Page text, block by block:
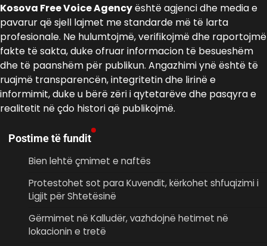
Kosova Free Voice Agencyështë agjenci dhe media e
pavarur që sjell lajmet me standarde më të larta
profesionale. Ne hulumtojmë, verifikojmë dhe raportojmë
fakte të sakta, duke ofruar informacion të besueshëm
dhe të paanshëm për publikun. Angazhimi ynë është të
ruajmë transparencën, integritetin dhe lirinë e
informimit, duke u bërë zëri i qytetarëve dhe pasqyra e
realitetit në çdo histori që publikojmë.
Postime të fundit
Bien lehtë çmimet e naftës
Protestohet sot para Kuvendit, kërkohet shfuqizimi i
Ligjit për Shtetësinë
Gërmimet në Kalludër, vazhdojnë hetimet në
lokacionin e tretë